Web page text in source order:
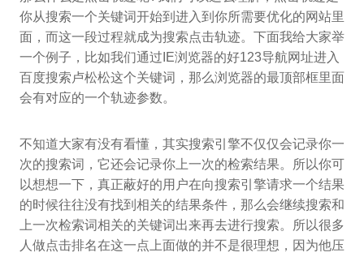
你从搜索一个关键词开始到进入到你所需要优化的网站里
面，而这一段过程就成为搜索点击轨迹。下面我给大家举
一个例子，比如我们通过IE浏览器的好123导航网址进入
百度搜索卢松松这个关键词，那么浏览器的最顶部框里面
会有对应的一个轨迹参数。
不知道大家有没有看懂，其实搜索引擎不仅仅会记录你一
次的搜索词，它还会记录你上一次的检索结果。所以你可
以想想一下，真正蔽好的用户在向搜索引擎请求一个结果
的时候往往没有找到相关的结果条件，那么会继续搜索和
上一次检索词相关的关键词出来再去进行搜索。所以很多
人做点击排名在这一点上面做的并不是很理想，因为他压